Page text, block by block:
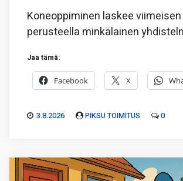
Koneoppiminen laskee
perusteella minkälainen
Jaa tämä:
Facebook X
3.8.2026 PIKSU TOIMITUS 0